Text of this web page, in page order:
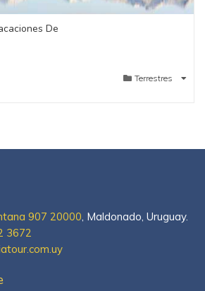
De
Terrestres
907 20000, Maldonado, Uruguay.
3672